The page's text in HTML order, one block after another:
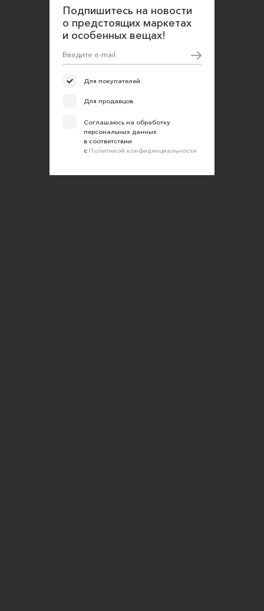
Политика конфиденциальности
Согласие на обработку персональных данных
Подпишитесь на новости
о предстоящих маркетах
и особенных вещах!
Для покупателей
Для продавцов
Соглашаюсь на обработку
персональных данных
в соответствии
с Политикой конфиденциальности